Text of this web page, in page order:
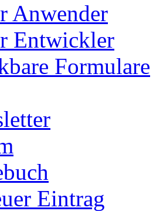
Anwender
Entwickler
Formulare
Eintrag